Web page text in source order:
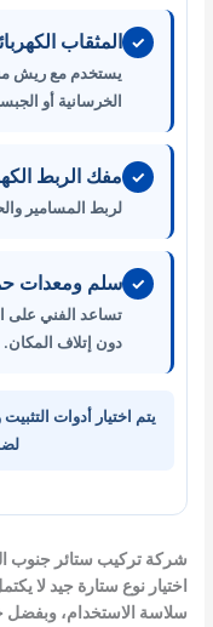
✓ المثقاب
يستخدم مع ريش
الخرسانية أو
✓ مفك الربط
لربط المسامير
✓ سلم ومعدات
تساعد الفني على
دون إتلاف المكان.
يتم اختيار أدوات
شركة تركيب ستائر جنوب
اختيار نوع ستارة جيد لا
سلاسة الاستخدام،